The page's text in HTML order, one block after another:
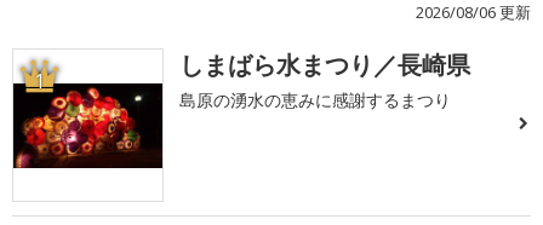
2026/08/06 更新
1 しまばら水まつり／長崎県
島原の湧水の恵みに感謝するまつり